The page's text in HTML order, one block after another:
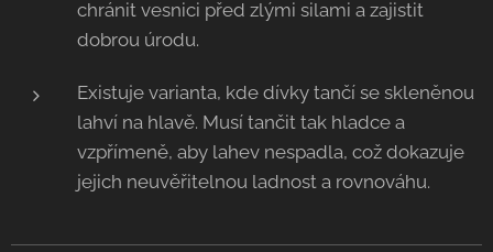
chránit vesnici před zlými silami a zajistit
dobrou úrodu.
Existuje varianta, kde dívky tančí se skleněnou
lahví na hlavě. Musí tančit tak hladce a
vzpřímeně, aby lahev nespadla, což dokazuje
jejich neuvěřitelnou ladnost a rovnováhu.